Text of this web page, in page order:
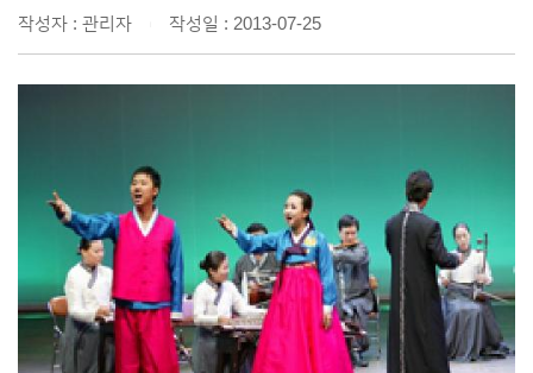
작성자 : 관리자 작성일 : 2013-07-25